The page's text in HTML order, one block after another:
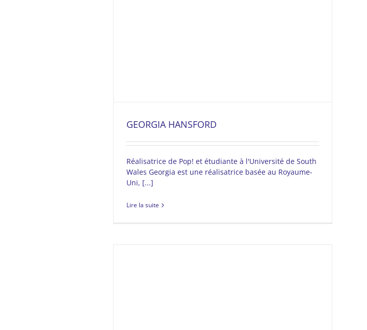
GEORGIA HANSFORD
Réalisatrice de Pop! et étudiante à l'Université de South
Wales Georgia est une réalisatrice basée au Royaume-
Uni, [...]
Lire la suite